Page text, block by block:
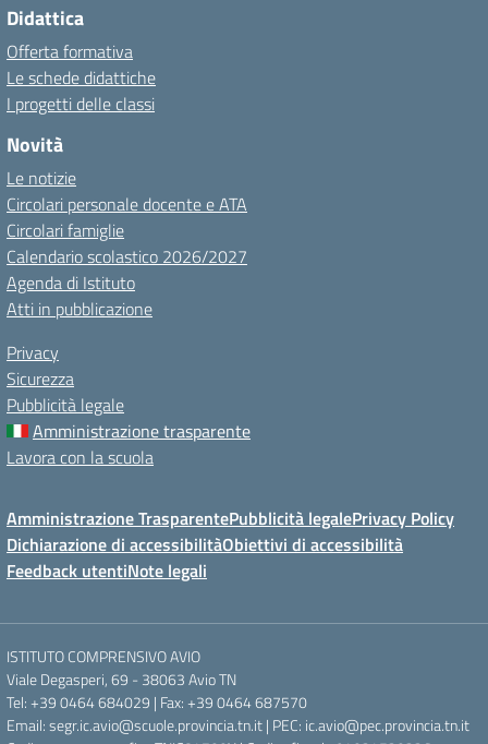
Didattica
Offerta formativa
Le schede didattiche
I progetti delle classi
Novità
Le notizie
Circolari personale docente e ATA
Circolari famiglie
Calendario scolastico 2026/2027
Agenda di Istituto
Atti in pubblicazione
Privacy
Sicurezza
Pubblicità legale
Amministrazione trasparente
Lavora con la scuola
Amministrazione TrasparentePubblicità legalePrivacy Policy
Dichiarazione di accessibilitàObiettivi di accessibilità
Feedback utentiNote legali
ISTITUTO COMPRENSIVO AVIO
Viale Degasperi, 69 - 38063 Avio TN
Tel: +39 0464 684029 | Fax: +39 0464 687570
Email: segr.ic.avio@scuole.provincia.tn.it | PEC: ic.avio@pec.provincia.tn.it